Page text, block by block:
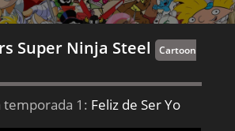
Super Ninja Steel Cartoon
temporada 1: Feliz de Ser Yo